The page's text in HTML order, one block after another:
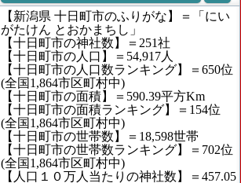
【新潟県 十日町市のふりがな】＝「にい
がたけん とおかまちし」
【十日町市の神社数】＝251社
【十日町市の人口】＝54,917人
【十日町市の人口数ランキング】＝650位
(全国1,864市区町村中)
【十日町市の面積】＝590.39平方Km
【十日町市の面積ランキング】＝154位
(全国1,864市区町村中)
【十日町市の世帯数】＝18,598世帯
【十日町市の世帯数ランキング】＝702位
(全国1,864市区町村中)
【人口１０万人当たりの神社数】＝457.05